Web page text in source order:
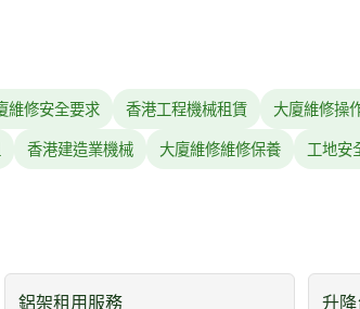
維修安全要求 香港工程機械租賃 大廈維修操
香港建造業機械 大廈維修維修保養 工地安
鋁架租用服務 升